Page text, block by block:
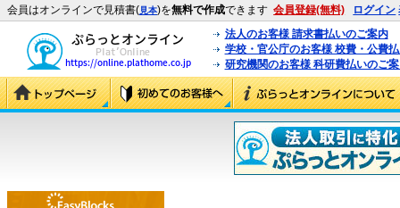
会員はオンラインで見積書(見本)を無料で作成できます 会員登録(無料) ログイン
法人のお客様 請求書払いのご案内
学校・官公庁のお客様 校費・公費
研究機関のお客様 科研費払いのご